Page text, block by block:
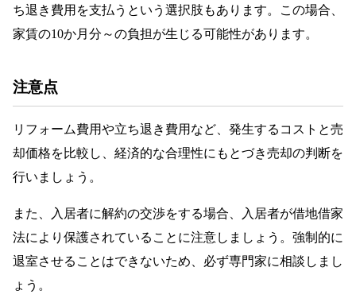
ち退き費用を支払うという選択肢もあります。この場合、
家賃の10か月分～の負担が生じる可能性があります。
注意点
リフォーム費用や立ち退き費用など、発生するコストと売
却価格を比較し、経済的な合理性にもとづき売却の判断を
行いましょう。
また、入居者に解約の交渉をする場合、入居者が借地借家
法により保護されていることに注意しましょう。強制的に
退室させることはできないため、必ず専門家に相談しまし
ょう。